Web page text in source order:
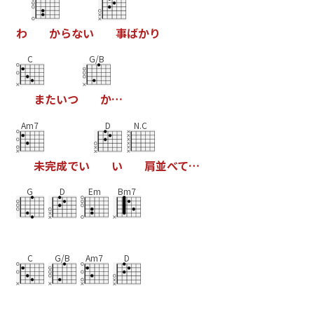
わ からない 事ばかり
C
またいつ
G/B
か…
Am7
未完成でい
D
い
N.C
肩並べて…
G D Em Bm7
C G/B Am7 D